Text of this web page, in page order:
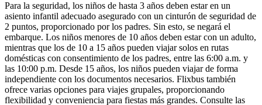
Para la seguridad, los niños de hasta 3 años deben estar en un
asiento infantil adecuado asegurado con un cinturón de seguridad de
2 puntos, proporcionado por los padres. Sin esto, se negará el
embarque. Los niños menores de 10 años deben estar con un adulto,
mientras que los de 10 a 15 años pueden viajar solos en rutas
domésticas con consentimiento de los padres, entre las 6:00 a.m. y
las 10:00 p.m. Desde 15 años, los niños pueden viajar de forma
independiente con los documentos necesarios. Flixbus también
ofrece varias opciones para viajes grupales, proporcionando
flexibilidad y conveniencia para fiestas más grandes. Consulte las